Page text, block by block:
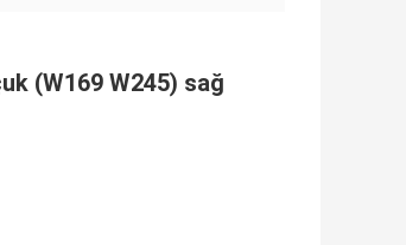
(W169 W245) sağ